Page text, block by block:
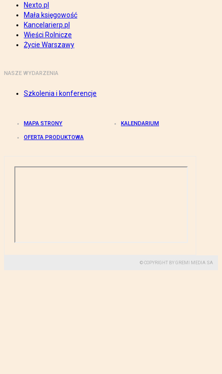
Nexto.pl
Mała księgowość
Kancelarierp.pl
Wieści Rolnicze
Życie Warszawy
NASZE WYDARZENIA
Szkolenia i konferencje
MAPA STRONY KALENDARIUM
OFERTA PRODUKTOWA
© COPYRIGHT BY GREMI MEDIA SA